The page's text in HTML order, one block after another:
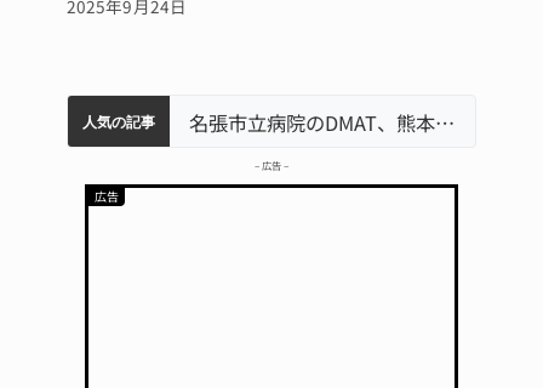
2025年9月24日
人気の記事
名張市水道料金47％値上げへ 答申案、審議会で大筋まとまる
中学校の陶壁モニュメント 地元建設会社がボランティアで清掃 伊賀 名張市立病院のDMAT、熊本地震の被災地へ 能登以来3回目の派遣
– 広告 –